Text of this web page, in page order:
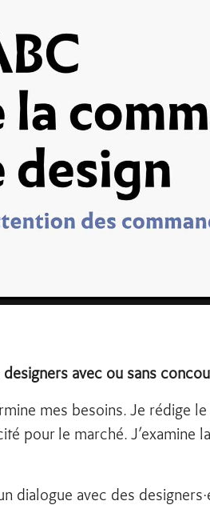
avec ou sans
mes besoins. Je rédige
pour le marché. J’examine
dialogue avec des